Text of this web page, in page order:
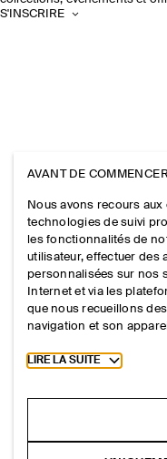
S'INSCRIRE
AVANT DE
Nous avons recours
technologies de suivi
les fonctionnalités de
utilisateur, effectuer des
personnalisées sur nos
Internet et via les
que nous recueillons
navigation et son
Toggle more cookie
LIRE LA SUITE